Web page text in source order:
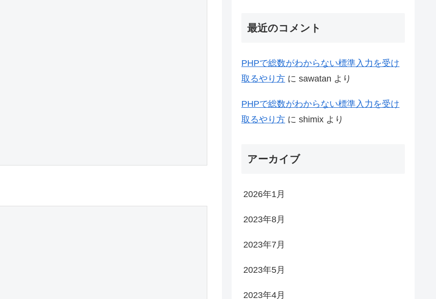
最近のコメント
PHPで総数がわからない標準入力を受け
取るやり方 に sawatan より
PHPで総数がわからない標準入力を受け
取るやり方 に shimix より
アーカイブ
2026年1月
2023年8月
2023年7月
2023年5月
2023年4月